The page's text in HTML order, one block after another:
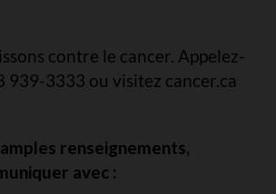
contre le cancer. Appelez-
939-3333 ou visitez cancer.ca
renseignements,
avec :